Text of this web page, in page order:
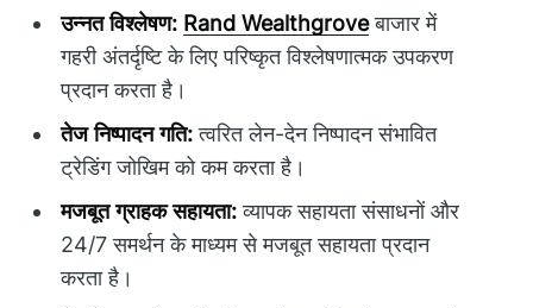
उन्नत विश्लेषण: Rand Wealthgroveबाजार में
गहरी अंतर्दृष्टि के लिए परिष्कृत विश्लेषणात्मक उपकरण
प्रदान करता है।
तेज निष्पादन गति:त्वरित लेन-देन निष्पादन संभावित
ट्रेडिंग जोखिम को कम करता है।
मजबूत ग्राहक सहायता:व्यापक सहायता संसाधनों और
24/7 समर्थन के माध्यम से मजबूत सहायता प्रदान
करता है।